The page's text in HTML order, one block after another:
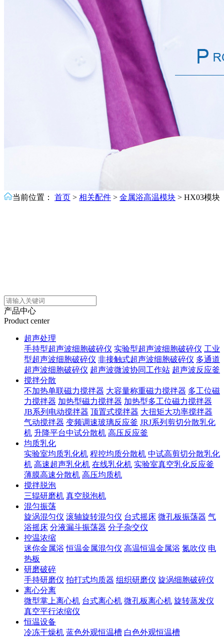
当前位置： 首页 > 相关配件 > 金属浴高温模块 > HX03模块
产品中心
Product center
超声处理
手持型超声波细胞破碎仪 实验型超声波细胞破碎仪 工业
型超声波细胞破碎仪 非接触式超声波细胞破碎仪 多通道
超声波细胞破碎仪 超声波微波协同工作站 超声波反应釜
搅拌分散
不加热单联磁力搅拌器 大容量称重磁力搅拌器 多工位磁
力搅拌器 加热型磁力搅拌器 加热型多工位磁力搅拌器
JB系列电动搅拌器 顶置式搅拌器 大扭矩大功率搅拌器
气动搅拌器 变频调速玻璃反应釜 JRJ系列剪切分散乳化
机 升降平台中试分散机 高压反应釜
均质乳化
实验室均质乳化机 程控均质分散机 中试高剪切分散乳化
机 高速超声乳化机 在线乳化机 实验室真空乳化反应釜
薄膜高速分散机 高压均质机
搅拌脱泡
三辊研磨机 真空脱泡机
混匀振荡
旋涡混匀仪 滚轴旋转混匀仪 台式摇床 微孔板振荡器 气
浴摇床 分液漏斗振荡器 分子杂交仪
控温浓缩
迷你金属浴 恒温金属混匀仪 高温恒温金属浴 氮吹仪 电
热板
研磨破碎
手持研磨仪 拍打式均质器 组织研磨仪 旋涡细胞破碎仪
离心分离
微型掌上离心机 台式离心机 微孔板离心机 旋转蒸发仪
真空平行浓缩仪
恒温设备
冷冻干燥机 蓝色外观恒温槽 白色外观恒温槽